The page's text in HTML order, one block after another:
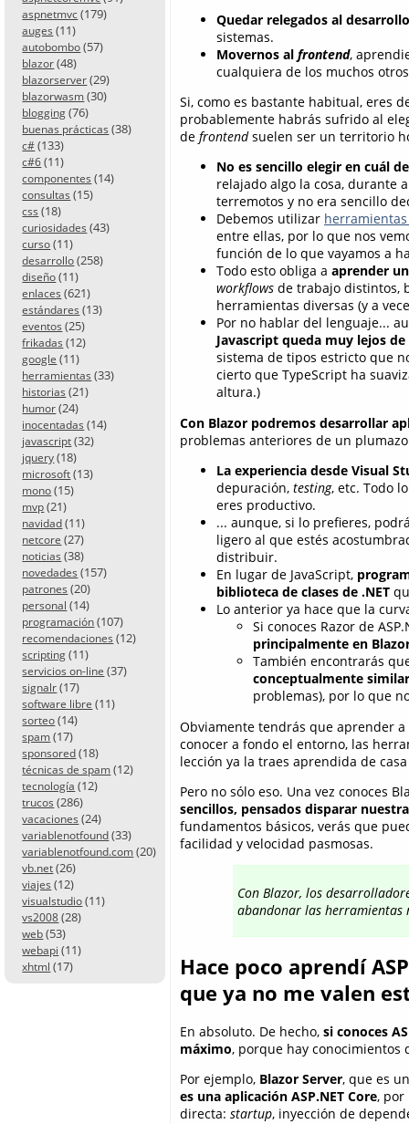
aspnetmvc (179)
auges (11)
autobombo (57)
blazor (48)
blazorserver (29)
blazorwasm (30)
blogging (76)
buenas prácticas (38)
c# (133)
c#6 (11)
componentes (14)
consultas (15)
css (18)
curiosidades (43)
curso (11)
desarrollo (258)
diseño (11)
enlaces (621)
estándares (13)
eventos (25)
frikadas (12)
google (11)
herramientas (33)
historias (21)
humor (24)
inocentadas (14)
javascript (32)
jquery (18)
microsoft (13)
mono (15)
mvp (21)
navidad (11)
netcore (27)
noticias (38)
novedades (157)
patrones (20)
personal (14)
programación (107)
recomendaciones (12)
scripting (11)
servicios on-line (37)
signalr (17)
software libre (11)
sorteo (14)
spam (17)
sponsored (18)
técnicas de spam (12)
tecnología (12)
trucos (286)
vacaciones (24)
variablenotfound (33)
variablenotfound.com (20)
vb.net (26)
viajes (12)
visualstudio (11)
vs2008 (28)
web (53)
webapi (11)
xhtml (17)
Quedar relegados al
sistemas.
Movernos al frontend,
cualquiera de los muchos
Si, como es bastante habitual, eres
probablemente habrás sufrido al
de frontendsuelen ser un territorio
No es sencillo elegir en cuál
relajado algo la cosa, durante
terremotos y no era sencillo
Debemos utilizar
entre ellas, por lo que nos
función de lo que vayamos a
Todo esto obliga a aprender
workflows de trabajo distintos,
herramientas diversas (y a
Por no hablar del lenguaje...
Javascript queda muy lejos
sistema de tipos estricto que
cierto que TypeScript ha
altura.)
Con Blazor podremos desarrollar
problemas anteriores de un
La experiencia desde Visual
depuración, testing, etc. Todo
eres productivo.
... aunque, si lo prefieres,
ligero al que estés
distribuir.
En lugar de JavaScript,
biblioteca de clases de .NET
Lo anterior ya hace que la
Si conoces Razor de
principalmente en
También encontrarás
conceptualmente similar
problemas), por lo que
Obviamente tendrás que aprender
conocer a fondo el entorno, las
lección ya la traes aprendida de casa
Pero no sólo eso. Una vez conoces
sencillos, pensados disparar
fundamentos básicos, verás que
facilidad y velocidad pasmosas.
Con Blazor, los
abandonar las herramientas
Hace poco aprendí
que ya no me valen
En absoluto. De hecho, si conoces
máximo, porque hay conocimientos
Por ejemplo, Blazor Server, que es
es una aplicación ASP.NET Core, por
directa: startup, inyección de